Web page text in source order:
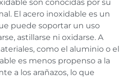
son conocidas por su
El acero inoxidable es un
puede soportar un uso
astillarse ni oxidarse. A
como el aluminio o el
es menos propenso a la
a los arañazos, lo que